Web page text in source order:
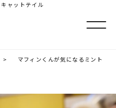
ャットテイル
>
マフィンくんが気になるミント